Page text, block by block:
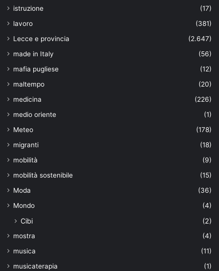
istruzione
(17)
lavoro
(381)
Lecce e provincia
(2.647)
made in Italy
(56)
mafia pugliese
(12)
maltempo
(20)
medicina
(226)
medio oriente
(1)
Meteo
(178)
migranti
(18)
mobilità
(9)
mobilità sostenibile
(15)
Moda
(36)
Mondo
(4)
Cibi (2)
mostra
(4)
musica
(11)
musicaterapia
(1)